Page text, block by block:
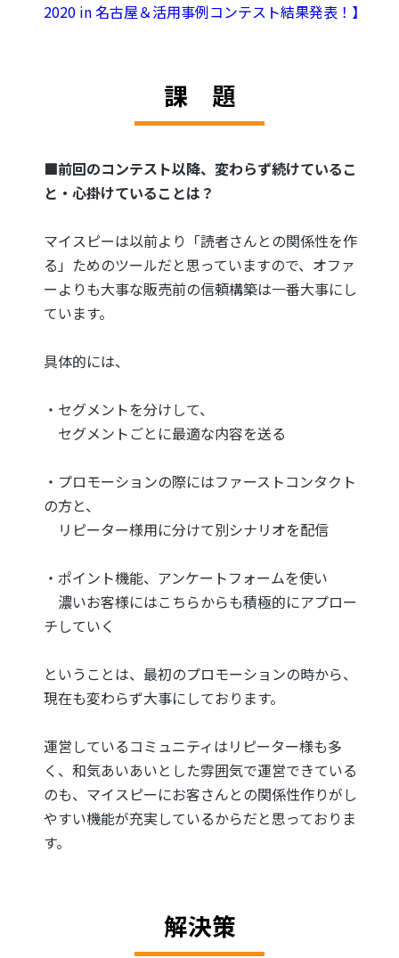
2020 in 名古屋＆活用事例コンテスト結果発表！】
課 題
■前回のコンテスト以降、変わらず続けているこ
と・心掛けていることは？
マイスピーは以前より「読者さんとの関係性を作
る」ためのツールだと思っていますので、オファ
ーよりも大事な販売前の信頼構築は一番大事にし
ています。
具体的には、
・セグメントを分けして、
セグメントごとに最適な内容を送る
・プロモーションの際にはファーストコンタクト
の方と、
リピーター様用に分けて別シナリオを配信
・ポイント機能、アンケートフォームを使い
濃いお客様にはこちらからも積極的にアプロー
チしていく
ということは、最初のプロモーションの時から、
現在も変わらず大事にしております。
運営しているコミュニティはリピーター様も多
く、和気あいあいとした雰囲気で運営できている
のも、マイスピーにお客さんとの関係性作りがし
やすい機能が充実しているからだと思っておりま
す。
解決策